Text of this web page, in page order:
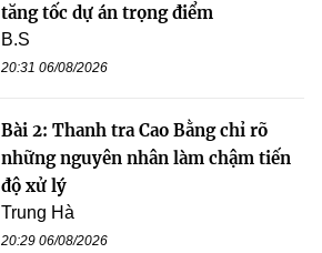
tăng tốc dự án trọng điểm
B.S
20:31 06/08/2026
Bài 2: Thanh tra Cao Bằng chỉ rõ
những nguyên nhân làm chậm tiến
độ xử lý
Trung Hà
20:29 06/08/2026